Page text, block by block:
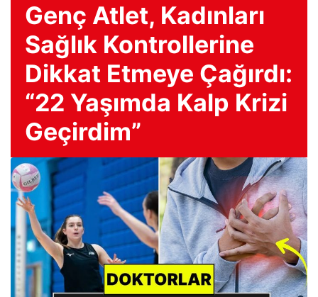
Genç Atlet, Kadınları
Sağlık Kontrollerine
Dikkat Etmeye Çağırdı:
“22 Yaşımda Kalp Krizi
Geçirdim”